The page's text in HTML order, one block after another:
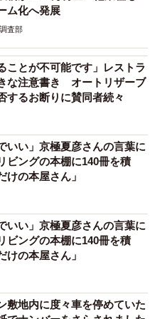
エティー」 マレーシア移住
美 子どもの教育考え「小学
タイミングで挑戦」
→ホームの隅に何やら「ドロ
る忍者 この暑い中いったい
みたら… 「見つかるなんて
り合いから唐突なメッセー
こともできる賢い返信文と
るヨーグルトをもらえなかっ
拗ねた顔がかわいすぎ「鼻息
レベル」